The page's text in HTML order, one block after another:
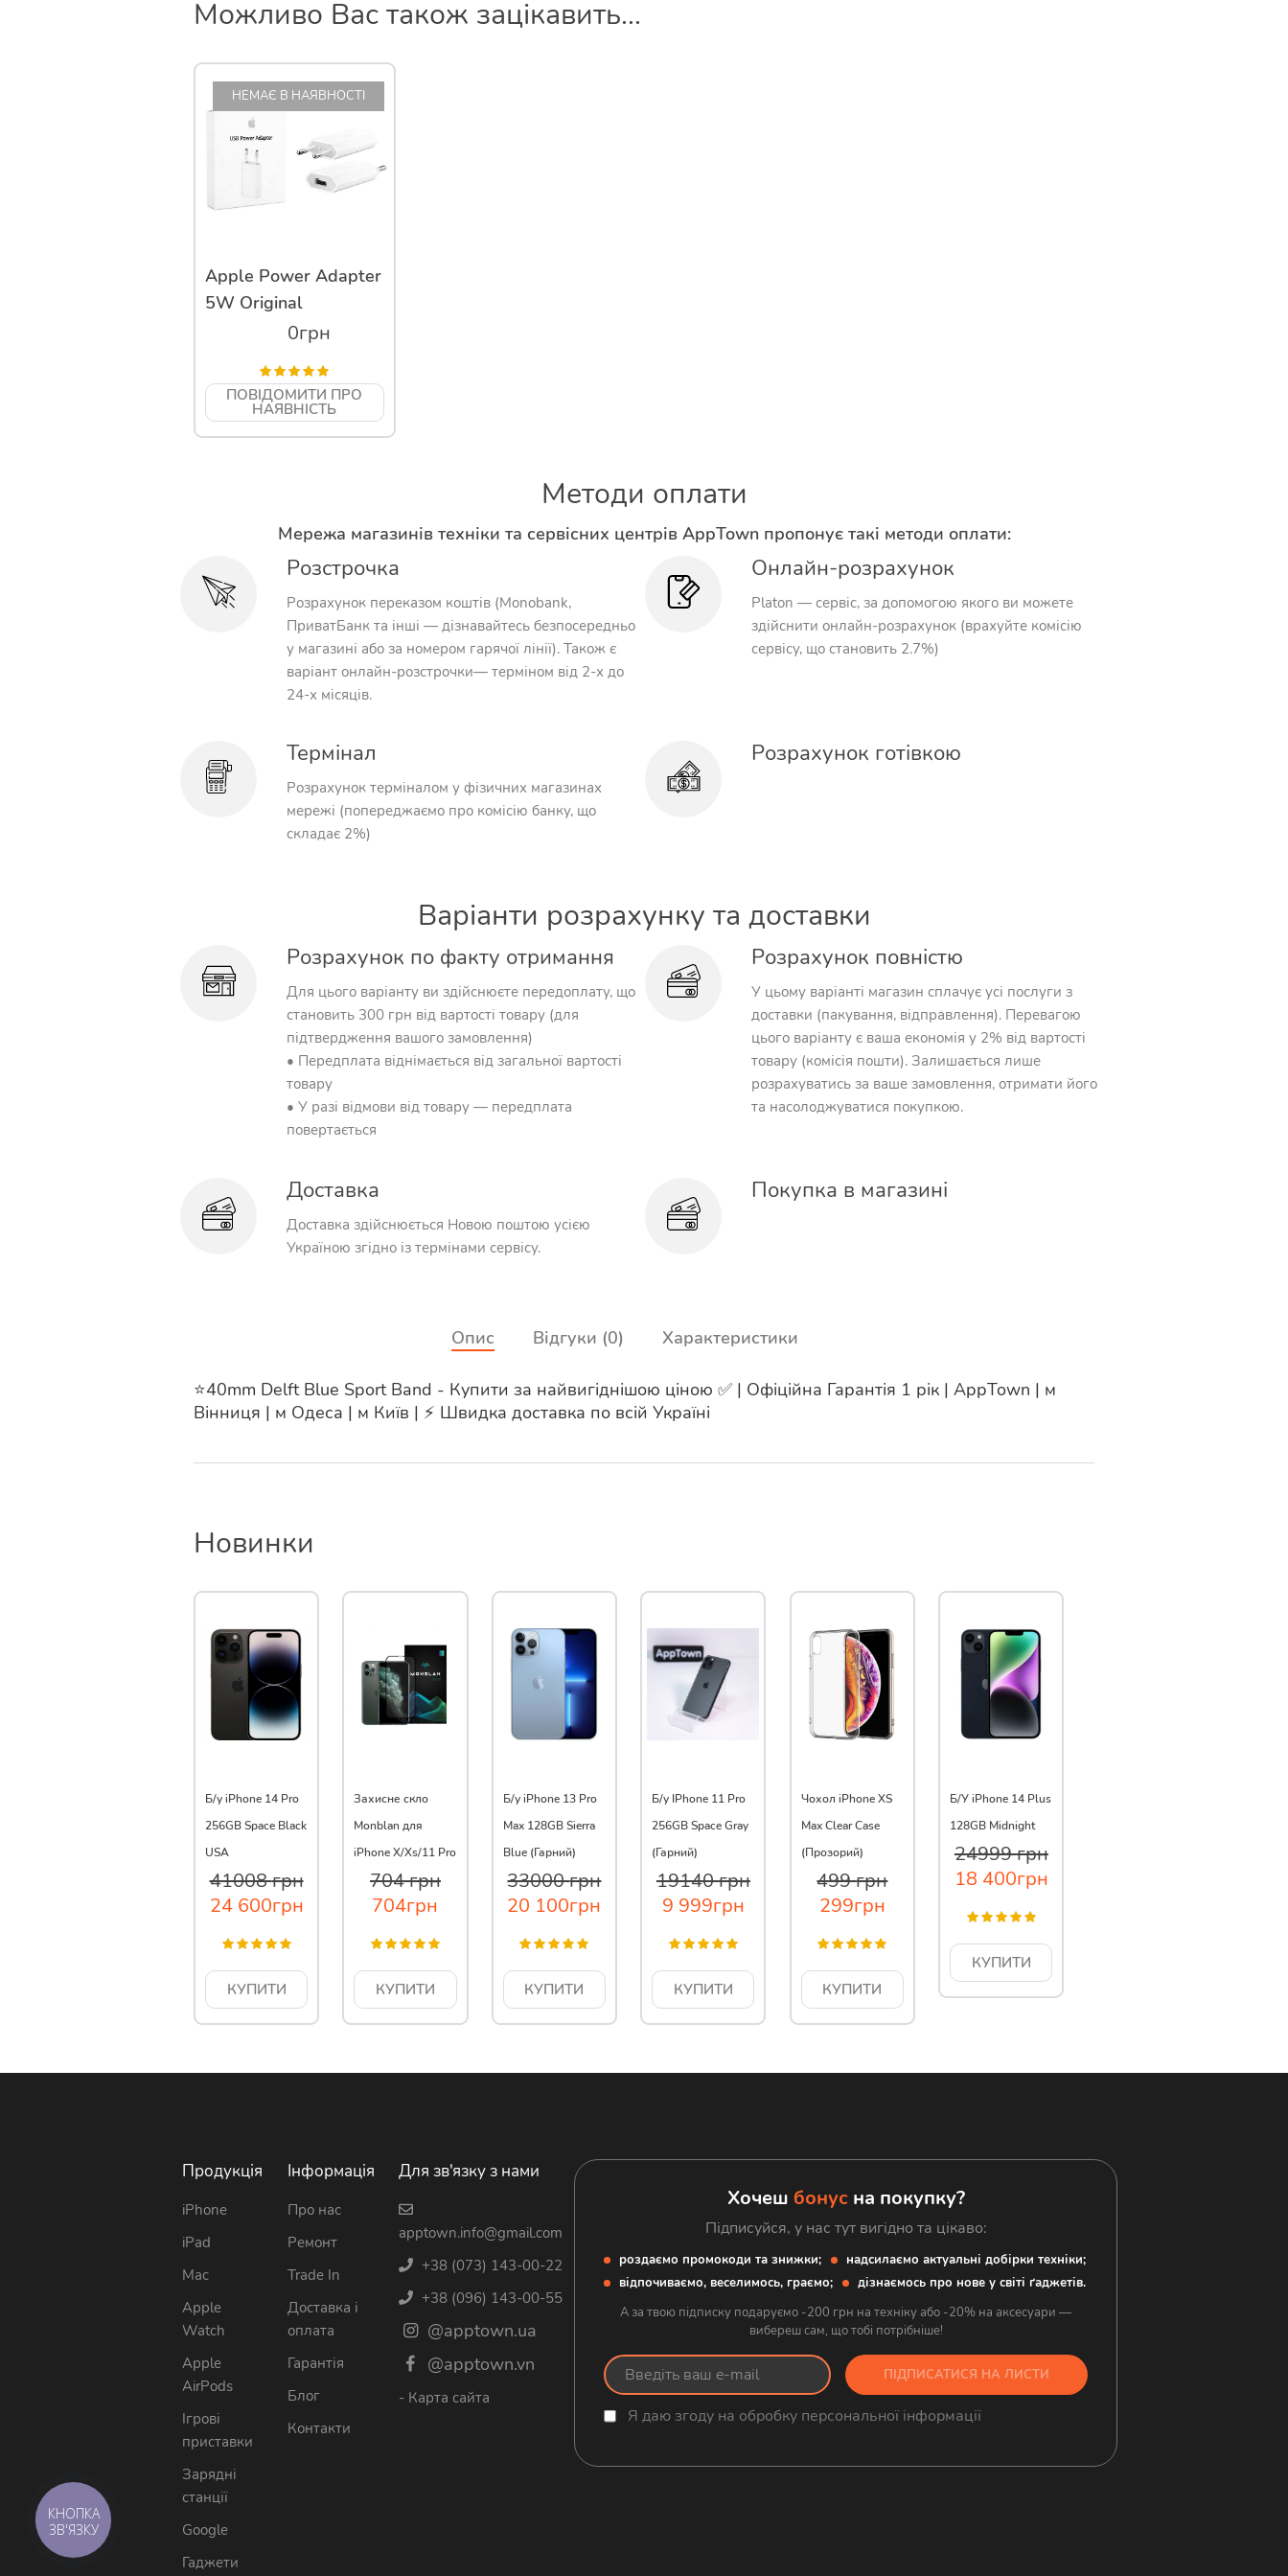
Можливо Вас також зацікавить...
НЕМАЄ В НАЯВНОСТІ
Apple Power Adapter
5W Original
0грн
ПОВІДОМИТИ ПРО
НАЯВНІСТЬ
Методи оплати
Мережа магазинів техніки та сервісних центрів AppTown пропонує такі методи оплати:
Розстрочка
Розрахунок переказом коштів (Monobank,
ПриватБанк та інші — дізнавайтесь безпосередньо
у магазині або за номером гарячої лінії). Також є
варіант онлайн-розстрочки— терміном від 2-х до
24-х місяців.
Термінал
Розрахунок терміналом у фізичних магазинах
мережі (попереджаємо про комісію банку, що
складає 2%)
Онлайн-розрахунок
Platon — сервіс, за допомогою якого ви можете
здійснити онлайн-розрахунок (врахуйте комісію
сервісу, що становить 2.7%)
Розрахунок готівкою
Варіанти розрахунку та доставки
Розрахунок по факту отримання
Для цього варіанту ви здійснюєте передоплату, що
становить 300 грн від вартості товару (для
підтвердження вашого замовлення)
• Передплата віднімається від загальної вартості
товару
• У разі відмови від товару — передплата
повертається
Розрахунок повністю
У цьому варіанті магазин сплачує усі послуги з
доставки (пакування, відправлення). Перевагою
цього варіанту є ваша економія у 2% від вартості
товару (комісія пошти). Залишається лише
розрахуватись за ваше замовлення, отримати його
та насолоджуватися покупкою.
Доставка
Доставка здійснюється Новою поштою усією
Україною згідно із термінами сервісу.
Покупка в магазині
Опис Відгуки (0) Характеристики
⭐️40mm Delft Blue Sport Band - Купити за найвигіднішою ціною ✅ | Офіційна Гарантія 1 рік | AppTown | м
Вінниця | м Одеса | м Київ | ⚡ Швидка доставка по всій Україні
Новинки
Б/у iPhone 14 Pro
256GB Space Black
USA
41008грн
24 600грн
КУПИТИ
Захисне скло
Monblan для
iPhone X/Xs/11 Pro
704грн
704грн
КУПИТИ
Б/у iPhone 13 Pro
Max 128GB Sierra
Blue (Гарний)
33000грн
20 100грн
КУПИТИ
Б/у IPhone 11 Pro
256GB Space Gray
(Гарний)
19140грн
9 999грн
КУПИТИ
Чохол iPhone XS
Max Clear Case
(Прозорий)
499грн
299грн
КУПИТИ
Б/У iPhone 14 Plus
128GB Midnight
24999грн
18 400грн
КУПИТИ
Продукція
iPhone
iPad
Mac
Apple
Watch
Apple
AirPods
Ігрові
приставки
Зарядні
станції
Google
Гаджети
Інформація
Про нас
Ремонт
Trade In
Доставка і
оплата
Гарантія
Блог
Контакти
Для зв'язку з нами
apptown.info@gmail.com
+38 (073) 143-00-22
+38 (096) 143-00-55
@apptown.ua
@apptown.vn
- Карта сайта
Хочеш бонусна покупку?
Підписуйся, у нас тут вигідно та цікаво:
роздаємо промокоди та знижки;
надсилаємо актуальні добірки техніки;
відпочиваємо, веселимось, граємо;
дізнаємось про нове у світі ґаджетів.
А за твою підписку подаруємо -200 грн на техніку або -20% на аксесуари —
вибереш сам, що тобі потрібніше!
ПІДПИСАТИСЯ НА ЛИСТИ
Я даю згоду на обробку персональної інформації
КНОПКА
ЗВ'ЯЗКУ